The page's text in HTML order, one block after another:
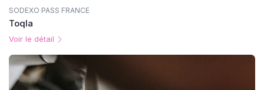
SODEXO PASS FRANCE
Toqla
Voir le détail